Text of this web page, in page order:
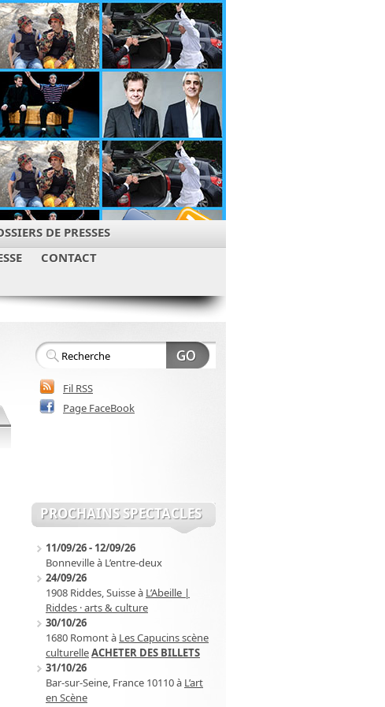
DE PRESSES
CONTACT
Fil RSS
Page FaceBook
PROCHAINS SPECTACLES
11/09/26- 12/09/26
Bonnevilleà L’entre-deux
24/09/26
1908 Riddes, Suisseà L’Abeille |
Riddes · arts & culture
30/10/26
1680 Romontà Les Capucins scène
culturelleACHETER DES BILLETS
31/10/26
Bar-sur-Seine, France 10110à L’art
en Scène